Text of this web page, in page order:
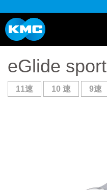
eGlide sport
11速 10 速 9速